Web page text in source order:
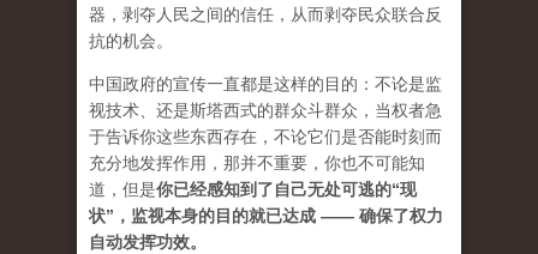
器，剥夺人民之间的信任，从而剥夺民众联合反
抗的机会。
中国政府的宣传一直都是这样的目的：不论是监
视技术、还是斯塔西式的群众斗群众，当权者急
于告诉你这些东西存在，不论它们是否能时刻而
充分地发挥作用，那并不重要，你也不可能知
道，但是你已经感知到了自己无处可逃的“现
状”，监视本身的目的就已达成 —— 确保了权力
自动发挥功效。